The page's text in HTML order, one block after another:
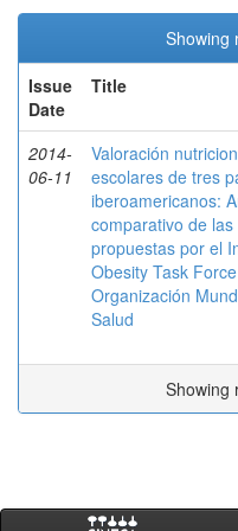
Showing
Issue
Date
Title
2014-
06-11
Valoración
escolares de tres
iberoamericanos:
comparativo de
propuestas por el
Obesity Task
Organización
Salud
Showing